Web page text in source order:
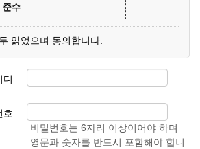
준수
)
(예)
엄마
김예
준엄
마
(예)
김예
원서에 기재된 이메일 주소
읽었으며 동의합니다.
디
호
비밀번호는 6자리 이상이어야 하며
영문과 숫자를 반드시 포함해야 합니